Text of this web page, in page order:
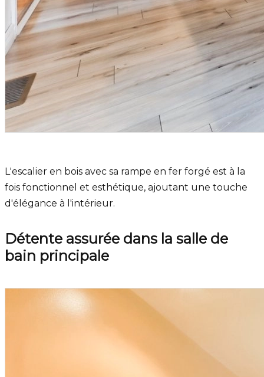
L'escalier en bois avec sa rampe en fer forgé est à la
fois fonctionnel et esthétique, ajoutant une touche
d'élégance à l'intérieur.
Détente assurée dans la salle de
bain principale